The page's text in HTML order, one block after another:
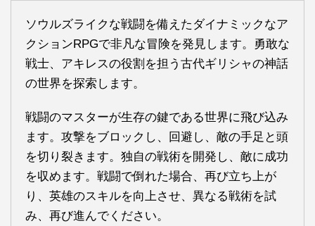
ソウルズライクな戦闘を備えたダイナミックなア
クションRPGで非凡な冒険を発見します。勇敢な
戦士、アキレスの役割を担う古代ギリシャの神話
の世界を探索します。
戦闘のマスターが生存の鍵である世界に飛び込み
ます。攻撃をブロックし、回避し、敵の手足と頭
を切り裂きます。独自の戦術を開発し、敵に成功
を収めます。戦闘で倒れた場合、再び立ち上が
り、英雄のスキルを向上させ、異なる戦術を試
み、再び進んでください。